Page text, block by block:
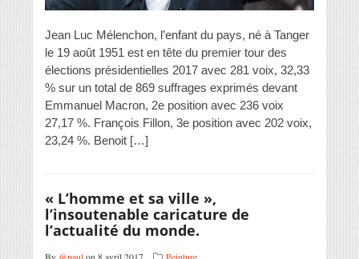
Jean Luc Mélenchon, l’enfant du pays, né à Tanger
le 19 août 1951 est en tête du premier tour des
élections présidentielles 2017 avec 281 voix, 32,33
% sur un total de 869 suffrages exprimés devant
Emmanuel Macron, 2e position avec 236 voix
27,17 %. François Fillon, 3e position avec 202 voix,
23,24 %. Benoit […]
« L’homme et sa ville »,
l’insoutenable caricature de
l’actualité du monde.